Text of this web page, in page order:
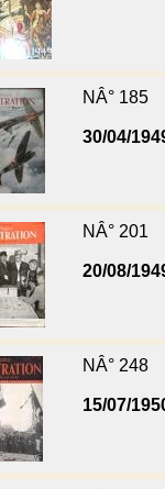
NÂ° 185
30/04/
NÂ° 201
20/08/
NÂ° 248
15/07/